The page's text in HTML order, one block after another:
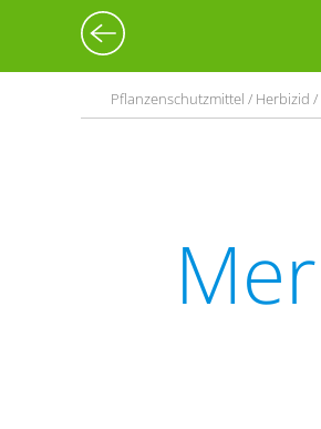
Pflanzenschutzmittel / Herbizid